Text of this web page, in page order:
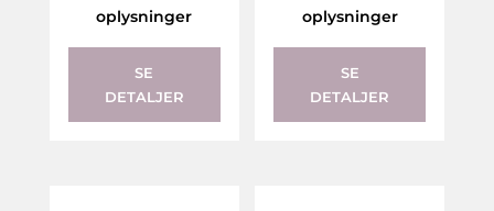
oplysninger
SE
DETALJER
oplysninger
SE
DETALJER